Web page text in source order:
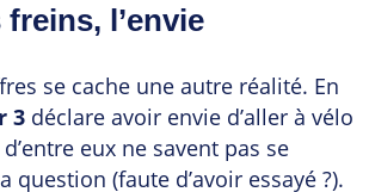
l’envie
se cache une autre réalité. En
3 déclare avoir envie d’aller à vélo
d’entre eux ne savent pas se
question (faute d’avoir essayé ?).